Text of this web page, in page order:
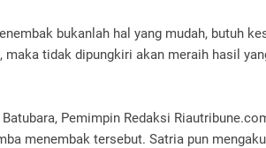
bukanlah hal yang mudah, butuh
maka tidak dipungkiri akan meraih hasil
Pemimpin Redaksi
menembak tersebut. Satria pun